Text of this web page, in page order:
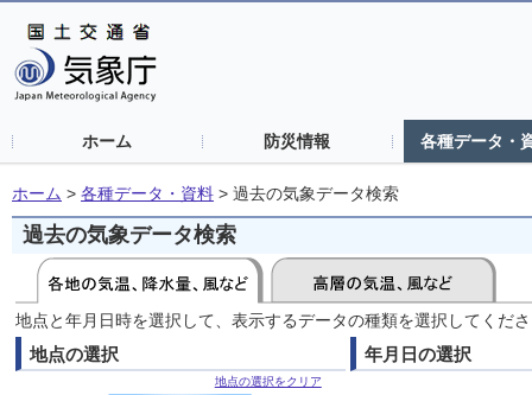
ホーム 防災情報 各種データ・
ホーム > 各種データ・資料 > 過去の気象データ検索
過去の気象データ検索
地点と年月日時を選択して、表示するデータの種類を選択してくだ
地点の選択
地点の選択をクリア
年月日の選択